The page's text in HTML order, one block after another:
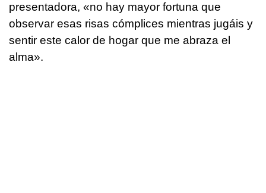
presentadora, «no hay mayor fortuna que
observar esas risas cómplices mientras jugáis y
sentir este calor de hogar que me abraza el
alma».